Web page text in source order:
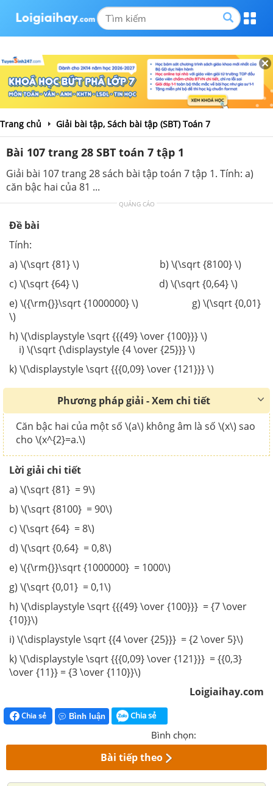
Trang chủ Giải bài tập, Sách bài tập (SBT) Toán 7
Bài 107 trang 28 SBT toán 7 tập 1
Giải bài 107 trang 28 sách bài tập toán 7 tập 1. Tính: a)
căn bậc hai của 81 ...
QUẢNG CÁO
Đề bài
Tính:
a) \(\sqrt {81} \) b) \(\sqrt {8100} \)
c) \(\sqrt {64} \) d) \(\sqrt {0,64} \)
e) \({\rm{}}\sqrt {1000000} \) g) \(\sqrt {0,01}
\)
h) \(\displaystyle \sqrt {{{49} \over {100}}} \)
i) \(\sqrt {\displaystyle {4 \over {25}}} \)
k) \(\displaystyle \sqrt {{{0,09} \over {121}}} \)
Phương pháp giải - Xem chi tiết
Căn bậc hai của một số \(a\) không âm là số \(x\) sao
cho \(x^{2}=a.\)
Lời giải chi tiết
a) \(\sqrt {81} = 9\)
b) \(\sqrt {8100} = 90\)
c) \(\sqrt {64} = 8\)
d) \(\sqrt {0,64} = 0,8\)
e) \({\rm{}}\sqrt {1000000} = 1000\)
g) \(\sqrt {0,01} = 0,1\)
h) \(\displaystyle \sqrt {{{49} \over {100}}} = {7 \over
{10}}\)
i) \(\displaystyle \sqrt {{4 \over {25}}} = {2 \over 5}\)
k) \(\displaystyle \sqrt {{{0,09} \over {121}}} = {{0,3}
\over {11}} = {3 \over {110}}\)
Loigiaihay.com
Chia sẻ Bình luận Chia sẻ
Bình chọn:
Bài tiếp theo